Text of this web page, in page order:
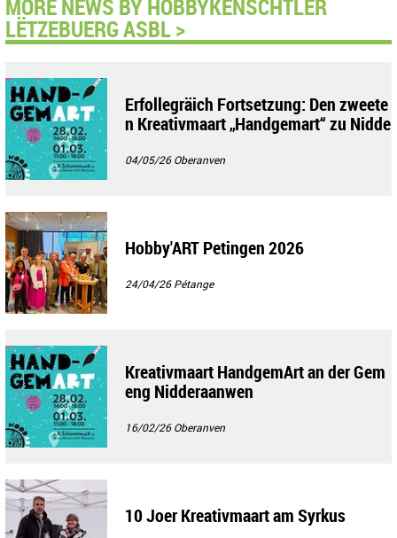
LËTZEBUERG ASBL >
Erfollegräich Fortsetzung: Den zweete
n Kreativmaart „Handgemart“ zu Nidde
04/05/26Oberanven
Hobby'ART Petingen 2026
24/04/26Pétange
Kreativmaart HandgemArt an der Gem
eng Nidderaanwen
16/02/26Oberanven
10 Joer Kreativmaart am Syrkus